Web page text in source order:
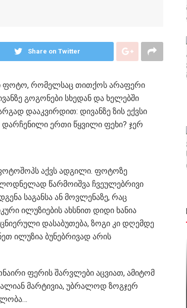
Share on Twitter
ფოტო, რომელსაც თითქოს არაფერი
გოგონები სხედან და ხელებში
დააკვირდით: დივანზე ზის ექვსი
ერთი წყვილი ფეხი? ჯერ
აქვს ადგილი. ფოტოზე
წარმოიშვა ჩვეულებრივი
საგანსა ან მოვლენაზე, რაც
ილუზიების ახსნით დიდი ხანია
დასაბუთება, ზოგი კი დღემდე
ილუზია ბუნებრივად არის
ფერის შარვლები აცვიათ, ამიტომ
მარტივია, უბრალოდ ზოგჯერ